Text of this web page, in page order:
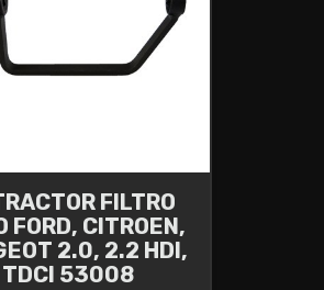
FILTRO
FORD, CITROEN,
2.0, 2.2 HDI,
TDCI 53008